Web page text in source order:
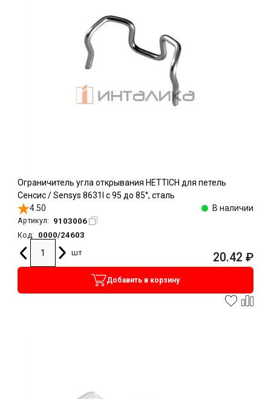
Ограничитель угла открывания HETTICH для петель
Сенсис / Sensys 8631I c 95 до 85°, сталь
4.50
В наличии
Артикул: 9103006
Код:
0000/24603
шт
20.42 ₽
Добавить в корзину